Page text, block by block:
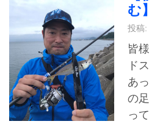
む】
投稿:
皆
ド
あ
の
っ